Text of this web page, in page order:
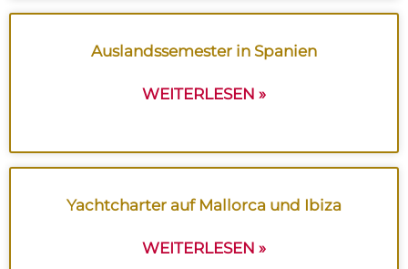
Auslandssemester in Spanien
WEITERLESEN »
Yachtcharter auf Mallorca und Ibiza
WEITERLESEN »